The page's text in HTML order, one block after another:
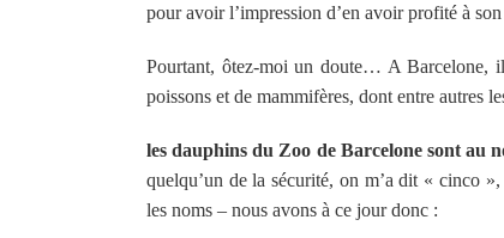
pour avoir l’impression d’en avoir profité à
Pourtant, ôtez-moi un doute… A Barcelone,
poissons et de mammifères, dont entre autres
les dauphins du Zoo de Barcelone sont au
quelqu’un de la sécurité, on m’a dit « cinco
les noms – nous avons à ce jour donc :